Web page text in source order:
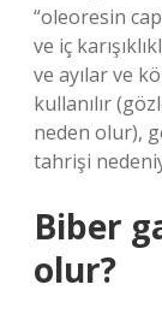
“oleoresin
ve iç
ve ayılar ve
kullanılır
neden olur),
tahrişi
Biber
olur?